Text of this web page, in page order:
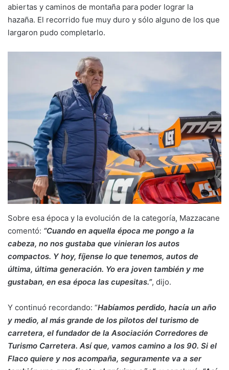
abiertas y caminos de montaña para poder lograr la
hazaña. El recorrido fue muy duro y sólo alguno de los que
largaron pudo completarlo.
Sobre esa época y la evolución de la categoría, Mazzacane
comentó: “Cuando en aquella época me pongo a la
cabeza, no nos gustaba que vinieran los autos
compactos. Y hoy, fíjense lo que tenemos, autos de
última, última generación. Yo era joven también y me
gustaban, en esa época las cupesitas.”, dijo.
Y continuó recordando: “Habíamos perdido, hacía un año
y medio, al más grande de los pilotos del turismo de
carretera, el fundador de la Asociación Corredores de
Turismo Carretera. Así que, vamos camino a los 90. Si el
Flaco quiere y nos acompaña, seguramente va a ser